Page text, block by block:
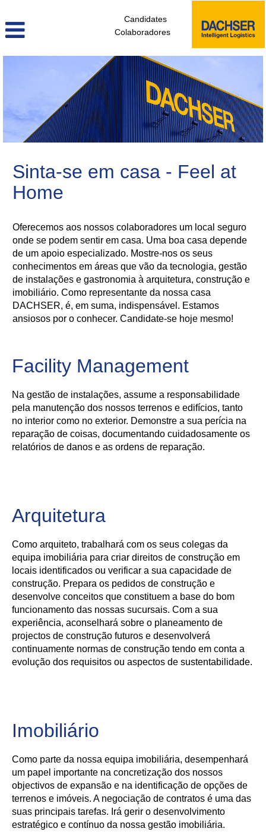
Candidates
Colaboradores
gestao_de_instalacoes_pt
Sinta-se em casa - Feel at
Home
Oferecemos aos nossos colaboradores um local seguro
onde se podem sentir em casa. Uma boa casa depende
de um apoio especializado. Mostre-nos os seus
conhecimentos em áreas que vão da tecnologia, gestão
de instalações e gastronomia à arquitetura, construção e
imobiliário. Como representante da nossa casa
DACHSER, é, em suma, indispensável. Estamos
ansiosos por o conhecer. Candidate-se hoje mesmo!
Facility Management
Na gestão de instalações, assume a responsabilidade
pela manutenção dos nossos terrenos e edifícios, tanto
no interior como no exterior. Demonstre a sua perícia na
reparação de coisas, documentando cuidadosamente os
relatórios de danos e as ordens de reparação.
Arquitetura
Como arquiteto, trabalhará com os seus colegas da
equipa imobiliária para criar direitos de construção em
locais identificados ou verificar a sua capacidade de
construção. Prepara os pedidos de construção e
desenvolve conceitos que constituem a base do bom
funcionamento das nossas sucursais. Com a sua
experiência, aconselhará sobre o planeamento de
projectos de construção futuros e desenvolverá
continuamente normas de construção tendo em conta a
evolução dos requisitos ou aspectos de sustentabilidade.
Imobiliário
Como parte da nossa equipa imobiliária, desempenhará
um papel importante na concretização dos nossos
objectivos de expansão e na identificação de opções de
terrenos e imóveis. A negociação de contratos é uma das
suas principais tarefas. Irá gerir o desenvolvimento
estratégico e contínuo da nossa gestão imobiliária.